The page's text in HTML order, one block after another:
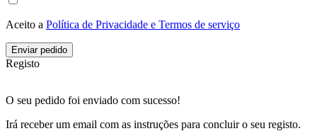
Aceito a Política de Privacidade e Termos de serviço
Enviar pedido
Registo
O seu pedido foi enviado com sucesso!
Irá receber um email com as instruções para concluir o seu registo.